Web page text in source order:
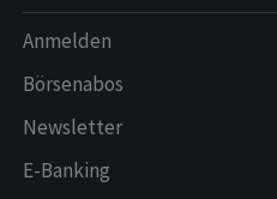
Anmelden
Börsenabos
Newsletter
E-Banking